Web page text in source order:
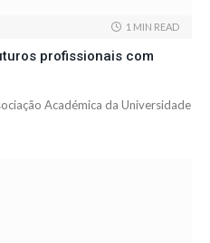
1 MIN READ
profissionais com
Académica da Universidade